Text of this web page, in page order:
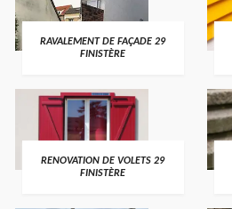
RAVALEMENT DE FAÇADE 29
FINISTÈRE
RENOVATION DE VOLETS 29
FINISTÈRE